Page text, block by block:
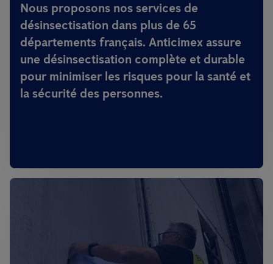
Nous proposons nos services de
désinsectisation dans plus de 65
départements français. Anticimex assure
une désinsectisation complète et durable
pour minimiser les risques pour la santé et
la sécurité des personnes.